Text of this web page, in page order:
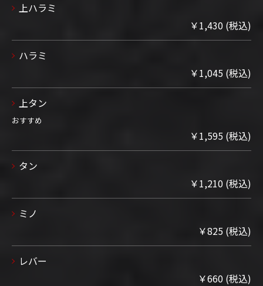
上ハラミ
￥1,430 (税込)
ハラミ
￥1,045 (税込)
上タン
おすすめ
￥1,595 (税込)
タン
￥1,210 (税込)
ミノ
￥825 (税込)
レバー
￥660 (税込)